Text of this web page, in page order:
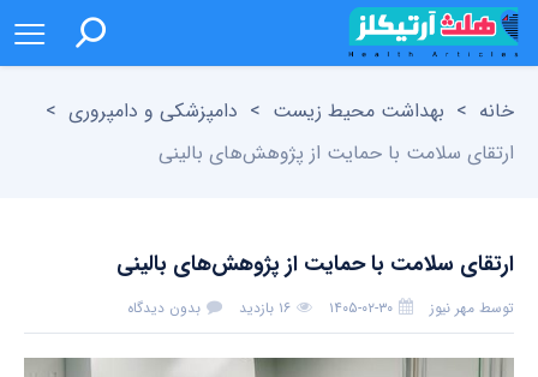
خانه > بهداشت محیط زیست > دامپزشکی و دامپروری >
ارتقای سلامت با حمایت از پژوهش‌های بالینی
ارتقای سلامت با حمایت از پژوهش‌های بالینی
توسط مهر نیوز ۱۴۰۵-۰۲-۳۰ ۱۶ بازدید بدون دیدگاه